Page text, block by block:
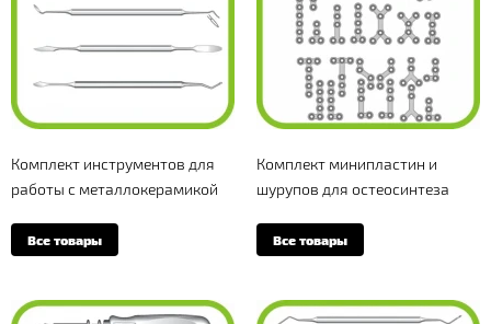
Комплект инструментов для
работы с металлокерамикой
Все товары
Комплект минипластин и
шурупов для остеосинтеза
Все товары